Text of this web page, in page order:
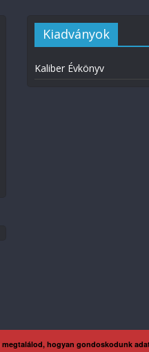
Kiadványok
Kaliber Évkönyv
hogyan gondoskodunk